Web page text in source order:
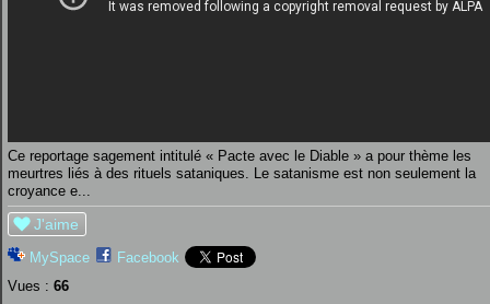
Ce reportage sagement intitulé « Pacte avec le Diable » a pour thème les
meurtres liés à des rituels sataniques. Le satanisme est non seulement la
croyance e...
J'aime
MySpace
Facebook
Vues : 66